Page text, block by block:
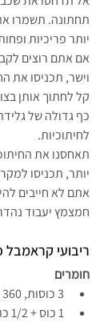
תחתונה. תשמרו
יותר פריכיות
אם אתם רוצים
וישר, תכניסו את
קל לחתוך אותן
כף גדולה של
לחיתוכיות.
תאחסנו את
יותר, תכניסו
אתם לא חייבים
חמצמץ יעבוד
ריבועי קראמבל
חומרים
3 כוסות, 360 גרם, קמח
1 כוס + 1/2 כוס, 300 גרם, סוכר